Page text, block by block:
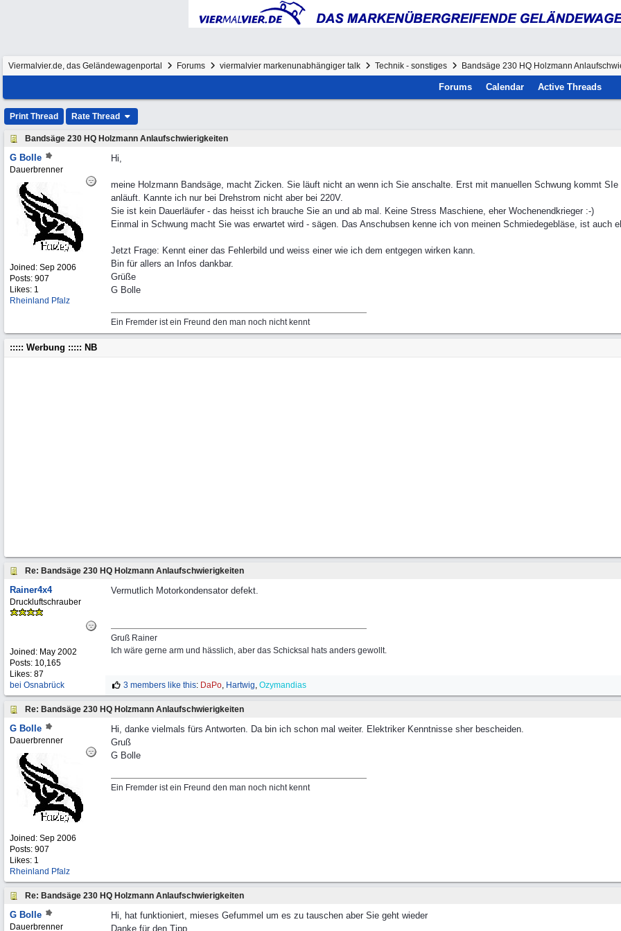
Viermalvier.de, das Geländewagenportal Forums viermalvier markenunabhängiger talk Technik - sonstiges Bandsäge 230 HQ Holzmann
Forums Calendar Active Threads
Print Thread Rate Thread
Bandsäge 230 HQ Holzmann Anlaufschwierigkeiten
G Bolle
Dauerbrenner
Joined: Sep 2006
Posts: 907
Likes: 1
Rheinland Pfalz
Hi,
meine Holzmann Bandsäge, macht Zicken. Sie läuft nicht an wenn ich Sie anschalte. Erst mit manuellen Schwung kommt
anläuft. Kannte ich nur bei Drehstrom nicht aber bei 220V.
Sie ist kein Dauerläufer - das heisst ich brauche Sie an und ab mal. Keine Stress Maschiene, eher Wochenendkrieger :-)
Einmal in Schwung macht Sie was erwartet wird - sägen. Das Anschubsen kenne ich von meinen Schmiedegebläse, ist auch
Jetzt Frage: Kennt einer das Fehlerbild und weiss einer wie ich dem entgegen wirken kann.
Bin für allers an Infos dankbar.
Grüße
G Bolle
Ein Fremder ist ein Freund den man noch nicht kennt
::::: Werbung ::::: NB
Re: Bandsäge 230 HQ Holzmann Anlaufschwierigkeiten
Rainer4x4
Druckluftschrauber
Joined: May 2002
Posts: 10,165
Likes: 87
bei Osnabrück
Vermutlich Motorkondensator defekt.
Gruß Rainer
Ich wäre gerne arm und hässlich, aber das Schicksal hats anders gewollt.
3 members like this: DaPo, Hartwig, Ozymandias
Re: Bandsäge 230 HQ Holzmann Anlaufschwierigkeiten
G Bolle
Dauerbrenner
Joined: Sep 2006
Posts: 907
Likes: 1
Rheinland Pfalz
Hi, danke vielmals fürs Antworten. Da bin ich schon mal weiter. Elektriker Kenntnisse sher bescheiden.
Gruß
G Bolle
Ein Fremder ist ein Freund den man noch nicht kennt
Re: Bandsäge 230 HQ Holzmann Anlaufschwierigkeiten
G Bolle
Dauerbrenner
Hi, hat funktioniert, mieses Gefummel um es zu tauschen aber Sie geht wieder
Danke für den Tipp